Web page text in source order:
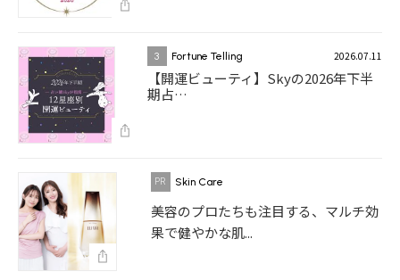
3 Fortune Telling 2026.07.11
【開運ビューティ】Skyの2026年下半
期占…
Skin Care
美容のプロたちも注目する、マルチ効
果で健やかな肌...